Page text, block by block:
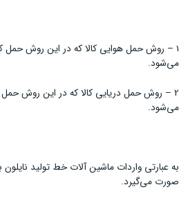
1 – روش حمل هوایی کالا که در این روش حمل
می‌شود.
2 – روش حمل دریایی کالا که در این روش حمل
می‌شود.
به عبارتی واردات ماشین آلات خط تولید
صورت می‌گیرد.